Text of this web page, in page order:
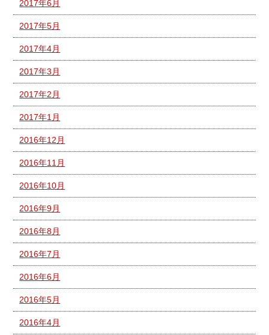
2017年6月
2017年5月
2017年4月
2017年3月
2017年2月
2017年1月
2016年12月
2016年11月
2016年10月
2016年9月
2016年8月
2016年7月
2016年6月
2016年5月
2016年4月